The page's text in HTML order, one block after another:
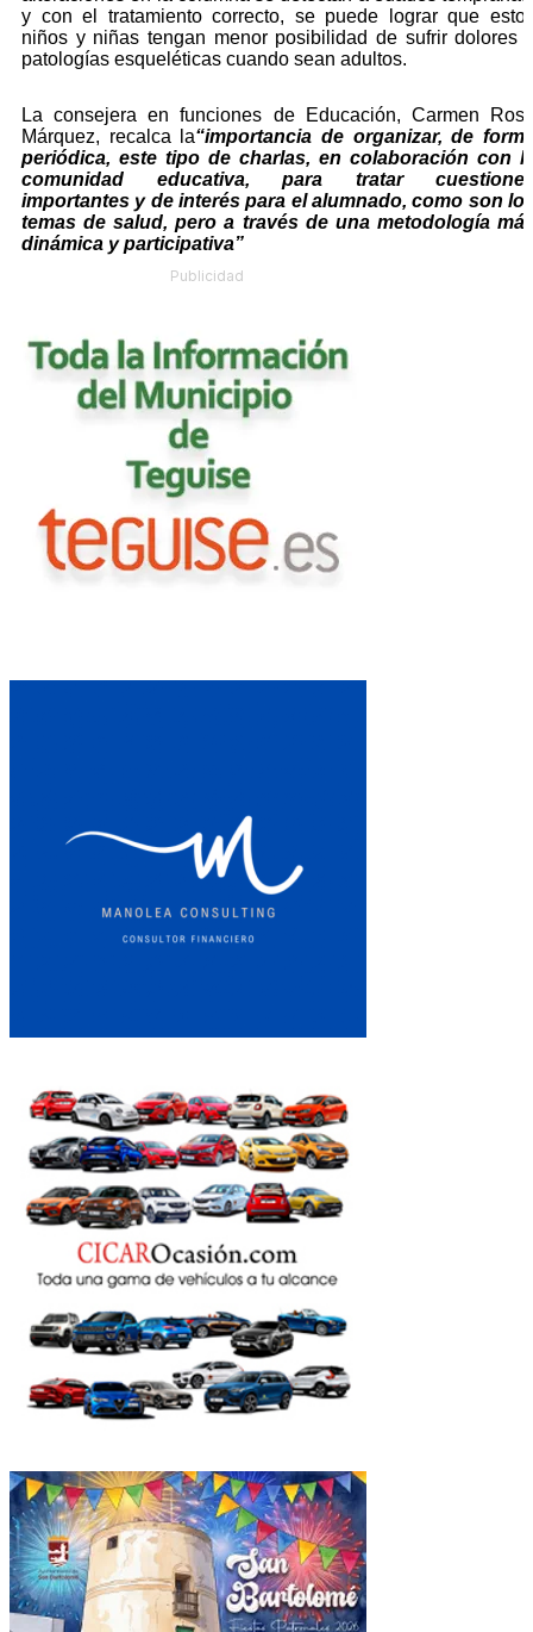
y con el tratamiento correcto, se puede lograr que
niños y niñas tengan menor posibilidad de sufrir dolores
patologías esqueléticas cuando sean adultos.
La consejera en funciones de Educación, Carmen
Márquez, recalca la“importancia de organizar, de
periódica, este tipo de charlas, en colaboración con
comunidad educativa, para tratar
importantes y de interés para el alumnado, como son
temas de salud, pero a través de una metodología
dinámica y participativa”
Publicidad